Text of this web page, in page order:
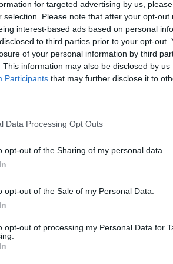
for targeted advertising by us,
selection. Please note that after your opt-
interest-based ads based on personal
to third parties prior to your opt-
of your personal information by third
This information may also be disclosed by
Participants that may further disclose it to
Data Processing Opt Outs
opt-out of the Sharing of my personal data.
opt-out of the Sale of my Personal Data.
opt-out of processing my Personal Data for
observateurs royaux y voient
« tente de redorer son image tout
de recul ou une amertume
britannique, considère que
à promouvoir sa marque et son
duchesse pour renforcer sa
?
une vérité personnelle,
pas à attaquer qui que ce soit,
rigide ». Selon l’ancien
et à surmonter les années de